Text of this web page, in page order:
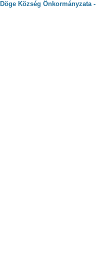
Döge Község Önkormányzata